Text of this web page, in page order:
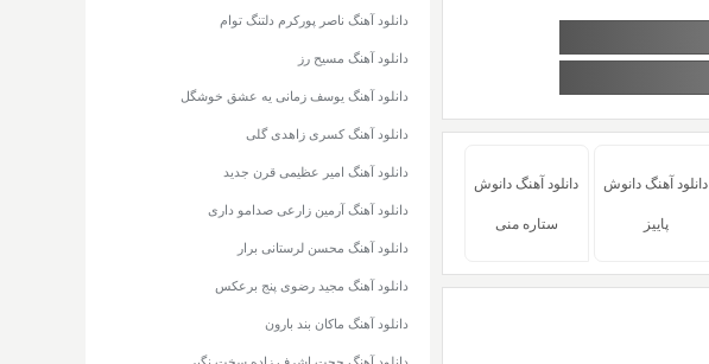
دانلود آهنگ دانوش
پاییز
دانلود آهنگ دانوش
ستاره منی
دانلود آهنگ ناصر پورکرم دلتنگ توام
دانلود آهنگ مسیح رز
دانلود آهنگ یوسف زمانی یه عشق خوشگل
دانلود آهنگ کسری زاهدی گلی
دانلود آهنگ امیر عظیمی قرن جدید
دانلود آهنگ آرمین زارعی صدامو داری
دانلود آهنگ محسن لرستانی برار
دانلود آهنگ مجید رضوی پنج برعکس
دانلود آهنگ ماکان بند بارون